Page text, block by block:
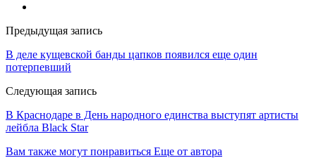
Предыдущая запись
В деле кущевской банды цапков появился еще один
потерпевший
Следующая запись
В Краснодаре в День народного единства выступят артисты
лейбла Black Star
Вам также могут понравиться Еще от автора